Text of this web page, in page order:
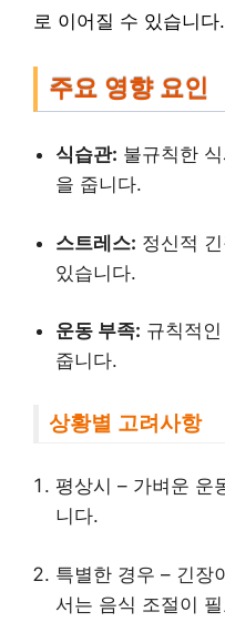
로 이어질 수 있습니다.
주요 영향 요인
식습관: 불규칙한
을 줍니다.
스트레스: 정신적
있습니다.
운동 부족: 규칙적
줍니다.
상황별 고려사항
평상시 – 가벼운 운
니다.
특별한 경우 – 긴장
서는 음식 조절이